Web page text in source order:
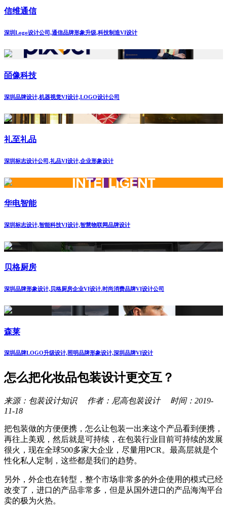
信维通信
深圳Logo设计公司,通信品牌形象升级,科技制造VI设计
皕像科技
深圳品牌设计,机器视觉VI设计,LOGO设计公司
礼至礼品
深圳标志设计公司,礼品VI设计,企业形象设计
华电智能
深圳标志设计,智能科技VI设计,智慧物联网品牌设计
贝格厨房
深圳品牌形象设计,贝格厨房企业VI设计.时尚消费品牌VI设计公司
森莱
深圳品牌LOGO升级设计,照明品牌形象设计,深圳品牌VI设计
怎么把化妆品包装设计更交互？
来源：包装设计知识 作者：尼高包装设计 时间：2019-
11-18
把包装做的方便便携，怎么让包装一出来这个产品看到便携，
再往上美观，然后就是可持续，在包装行业目前可持续的发展
很火，现在全球500多家大企业，尽量用PCR。最高层就是个
性化私人定制，这些都是我们的趋势。
另外，外企也在转型，整个市场非常多的外企使用的模式已经
改变了，进口的产品非常多，但是从国外进口的产品海淘平台
卖的极为火热。